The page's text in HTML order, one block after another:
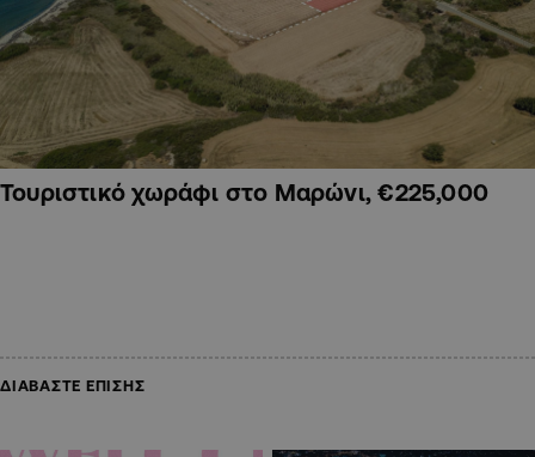
Τουριστικό χωράφι στο Μαρώνι, €225,000
ΔΙΑΒΑΣΤΕ ΕΠΙΣΗΣ